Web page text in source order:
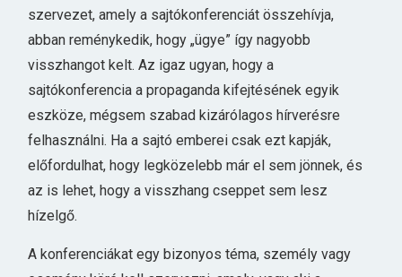
szervezet, amely a sajtókonferenciát összehívja,
abban reménykedik, hogy „ügye” így nagyobb
visszhangot kelt. Az igaz ugyan, hogy a
sajtókonferencia a propaganda kifejtésének egyik
eszköze, mégsem szabad kizárólagos hírverésre
felhasználni. Ha a sajtó emberei csak ezt kapják,
előfordulhat, hogy legközelebb már el sem jönnek, és
az is lehet, hogy a visszhang cseppet sem lesz
hízelgő.
A konferenciákat egy bizonyos téma, személy vagy